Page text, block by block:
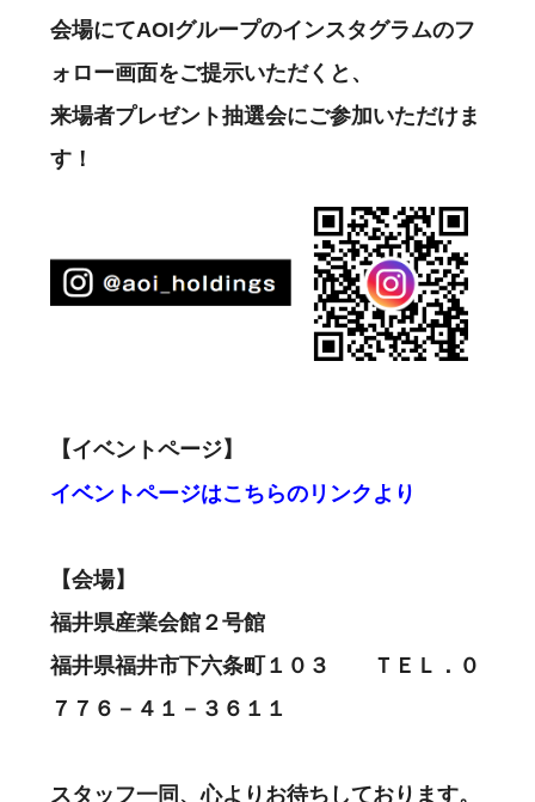
会場にてAOIグループのインスタグラムのフ
ォロー画面をご提示いただくと、
来場者プレゼント抽選会にご参加いただけま
す！
【イベントページ】
イベントページはこちらのリンクより
【会場】
福井県産業会館２号館
福井県福井市下六条町１０３ ＴＥＬ．０
７７６－４１－３６１１
スタッフ一同、心よりお待ちしております。